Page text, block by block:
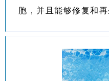
胞，并且能够修复和再